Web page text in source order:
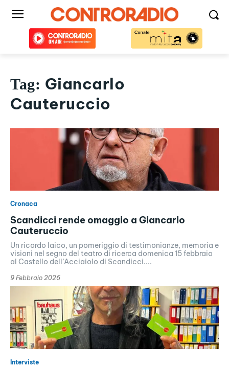
Tag: Giancarlo
Cauteruccio
Cronaca
Scandicci rende omaggio a Giancarlo
Cauteruccio
Un ricordo laico, un pomeriggio di testimonianze, memoria e
visioni nel segno del teatro di ricerca domenica 15 febbraio
al Castello dell’Acciaiolo di Scandicci....
9 Febbraio 2026
Interviste